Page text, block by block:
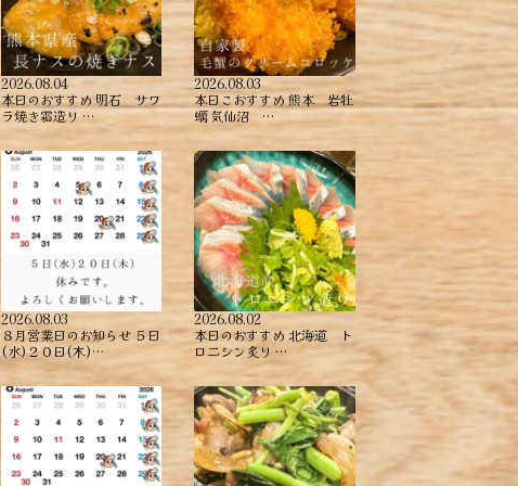
2026.08.04
本日のおすすめ ︎明石 サワ
ラ焼き霜造り …
2026.08.03
本日こおすすめ ︎熊本 岩牡
蠣 ︎気仙沼 …
2026.08.03
８月営業日のお知らせ ５日
(水)２０日(木)…
2026.08.02
本日のおすすめ ︎北海道 ト
ロニシン炙り …